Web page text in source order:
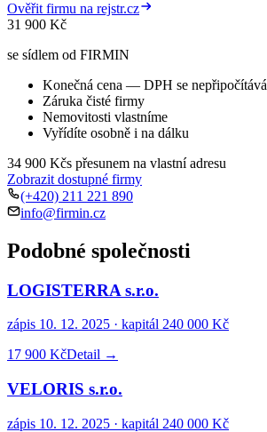
Ověřit firmu na rejstr.cz
31 900 Kč
se sídlem od FIRMIN
Konečná cena — DPH se nepřipočítává
Záruka čisté firmy
Nemovitosti vlastníme
Vyřídíte osobně i na dálku
34 900 Kčs přesunem na vlastní adresu
Zobrazit dostupné firmy
(+420) 211 221 890
info@firmin.cz
Podobné společnosti
LOGISTERRA s.r.o.
zápis 10. 12. 2025 · kapitál 240 000 Kč
17 900 KčDetail →
VELORIS s.r.o.
zápis 10. 12. 2025 · kapitál 240 000 Kč